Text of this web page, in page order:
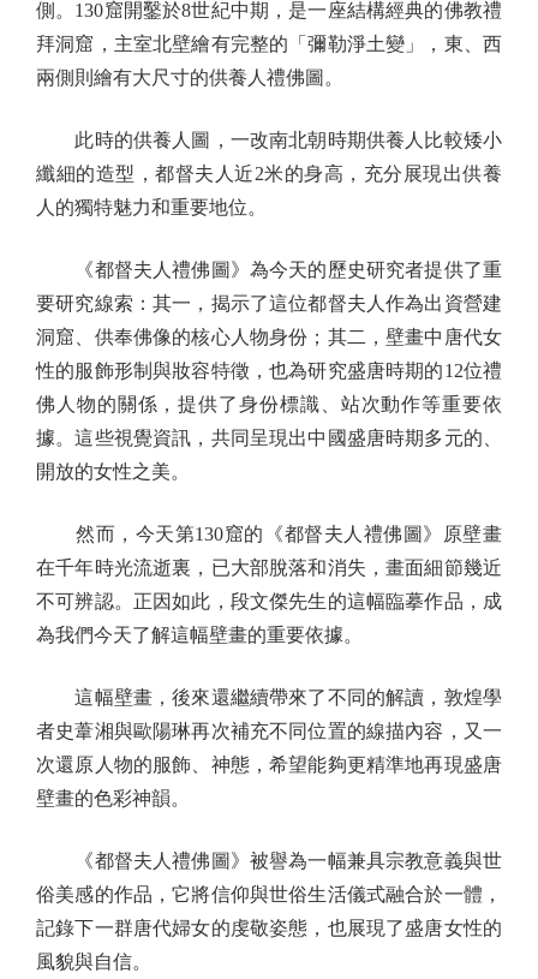
側。130窟開鑿於8世紀中期，是一座結構經典的佛教禮
拜洞窟，主室北壁繪有完整的「彌勒淨土變」，東、西
兩側則繪有大尺寸的供養人禮佛圖。
此時的供養人圖，一改南北朝時期供養人比較矮小
纖細的造型，都督夫人近2米的身高，充分展現出供養
人的獨特魅力和重要地位。
《都督夫人禮佛圖》為今天的歷史研究者提供了重
要研究線索：其一，揭示了這位都督夫人作為出資營建
洞窟、供奉佛像的核心人物身份；其二，壁畫中唐代女
性的服飾形制與妝容特徵，也為研究盛唐時期的12位禮
佛人物的關係，提供了身份標識、站次動作等重要依
據。這些視覺資訊，共同呈現出中國盛唐時期多元的、
開放的女性之美。
然而，今天第130窟的《都督夫人禮佛圖》原壁畫
在千年時光流逝裏，已大部脫落和消失，畫面細節幾近
不可辨認。正因如此，段文傑先生的這幅臨摹作品，成
為我們今天了解這幅壁畫的重要依據。
這幅壁畫，後來還繼續帶來了不同的解讀，敦煌學
者史葦湘與歐陽琳再次補充不同位置的線描內容，又一
次還原人物的服飾、神態，希望能夠更精準地再現盛唐
壁畫的色彩神韻。
《都督夫人禮佛圖》被譽為一幅兼具宗教意義與世
俗美感的作品，它將信仰與世俗生活儀式融合於一體，
記錄下一群唐代婦女的虔敬姿態，也展現了盛唐女性的
風貌與自信。